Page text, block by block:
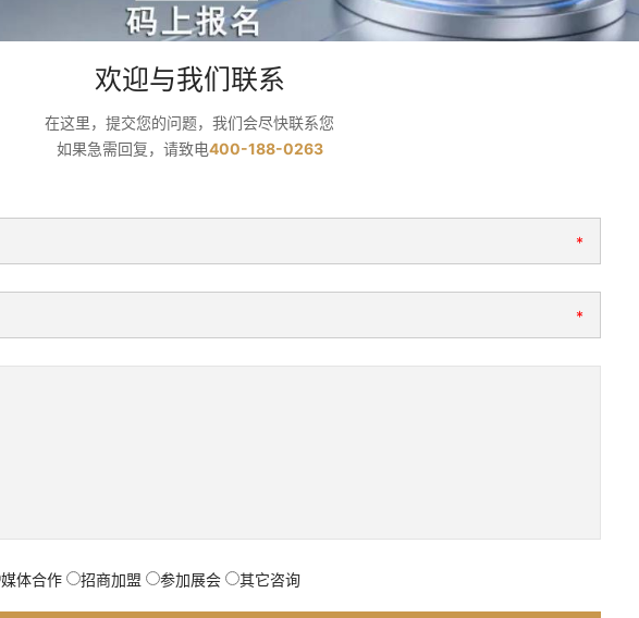
欢迎与我们联系
在这里，提交您的问题，我们会尽快联系您
如果急需回复，请致电400-188-0263
*
*
媒体合作 招商加盟 参加展会 其它咨询